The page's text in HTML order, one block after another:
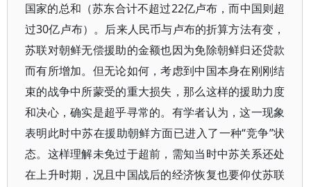
国家的总和（苏东合计不超过22亿卢布，而中国则超
过30亿卢布）。后来人民币与卢布的折算方法有变，
苏联对朝鲜无偿援助的金额也因为免除朝鲜归还贷款
而有所增加。但无论如何，考虑到中国本身在刚刚结
束的战争中所蒙受的重大损失，那么这样的援助力度
和决心，确实是超乎寻常的。有学者认为，这一现象
表明此时中苏在援助朝鲜方面已进入了一种“竞争”状
态。这样理解未免过于超前，需知当时中苏关系还处
在上升时期，况且中国战后的经济恢复也要仰仗苏联